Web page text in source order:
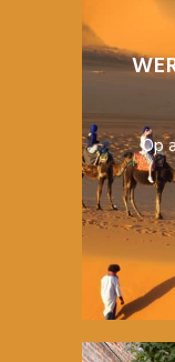
Op